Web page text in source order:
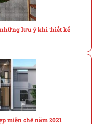
lưu ý khi thiết kế
miễn chê năm 2021